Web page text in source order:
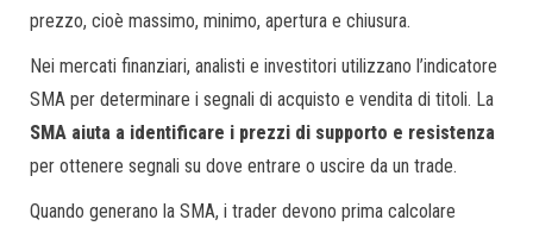
prezzo, cioè massimo, minimo, apertura e chiusura.
Nei mercati finanziari, analisti e investitori utilizzano l’indicatore
SMA per determinare i segnali di acquisto e vendita di titoli. La
SMA aiuta a identificare i prezzi di supporto e resistenza
per ottenere segnali su dove entrare o uscire da un trade.
Quando generano la SMA, i trader devono prima calcolare